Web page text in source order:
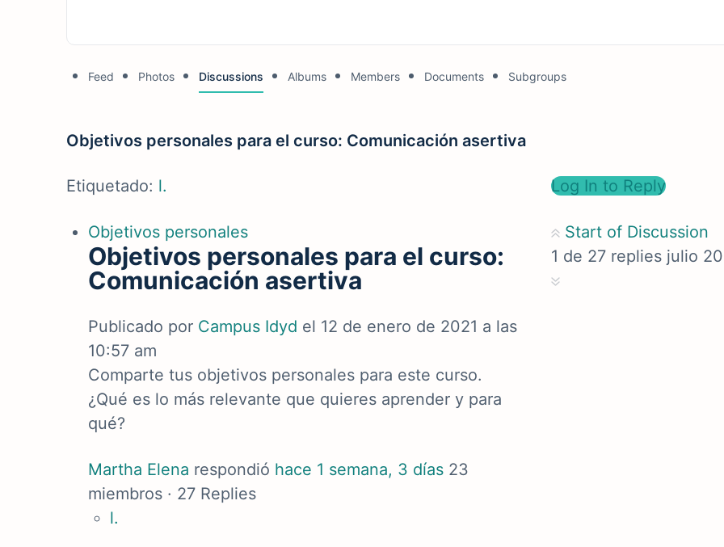
Feed Photos Discussions Albums Members Documents Subgroups
Objetivos personales para el curso: Comunicación asertiva
Etiquetado: l.
Objetivos personales
Objetivos personales para el curso:
Comunicación asertiva
Publicado por Campus Idyd el 12 de enero de 2021 a las
10:57 am
Comparte tus objetivos personales para este curso.
¿Qué es lo más relevante que quieres aprender y para
qué?
Martha Elena respondió hace 1 semana, 3 días 23
miembros · 27 Replies
l.
Log In to Reply
Start of Discussion
1 de 27 replies julio